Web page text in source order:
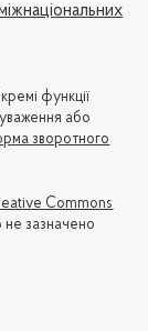
функції
або
зворотного
Commons
не зазначено